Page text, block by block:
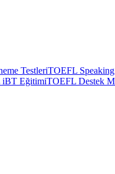
TestleriTOEFL
iBT EğitimiTOEFL Destek